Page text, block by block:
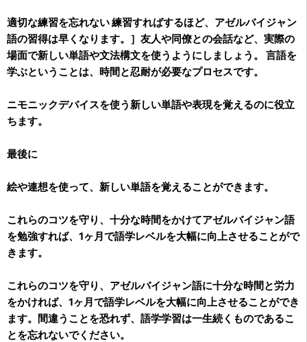
適切な練習を忘れない練習すればするほど、アゼルバイジャン
語の習得は早くなります。］友人や同僚との会話など、実際の
場面で新しい単語や文法構文を使うようにしましょう。 言語を
学ぶということは、時間と忍耐が必要なプロセスです。
ニモニックデバイスを使う 新しい単語や表現を覚えるのに役立
ちます。
最後に
絵や連想を使って、新しい単語を覚えることができます。
これらのコツを守り、十分な時間をかけてアゼルバイジャン語
を勉強すれば、1ヶ月で語学レベルを大幅に向上させることがで
きます。
これらのコツを守り、アゼルバイジャン語に十分な時間と労力
をかければ、1ヶ月で語学レベルを大幅に向上させることができ
ます。間違うことを恐れず、語学学習は一生続くものであるこ
とを忘れないでください。